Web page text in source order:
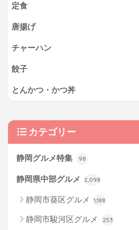
定食
唐揚げ
チャーハン
餃子
とんかつ・かつ丼
カテゴリー
静岡グルメ特集 98
静岡県中部グルメ 2,098
静岡市葵区グルメ 1,188
静岡市駿河区グルメ 253